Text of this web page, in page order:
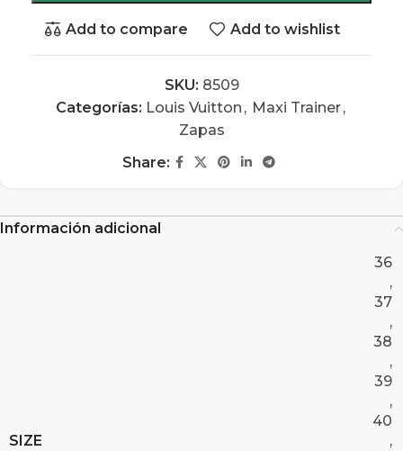
Add to compare Add to wishlist
SKU: 8509
Categorías: Louis Vuitton , Maxi Trainer,
Zapas
Share:
Información adicional
SIZE
36
,
37
,
38
,
39
,
40
,